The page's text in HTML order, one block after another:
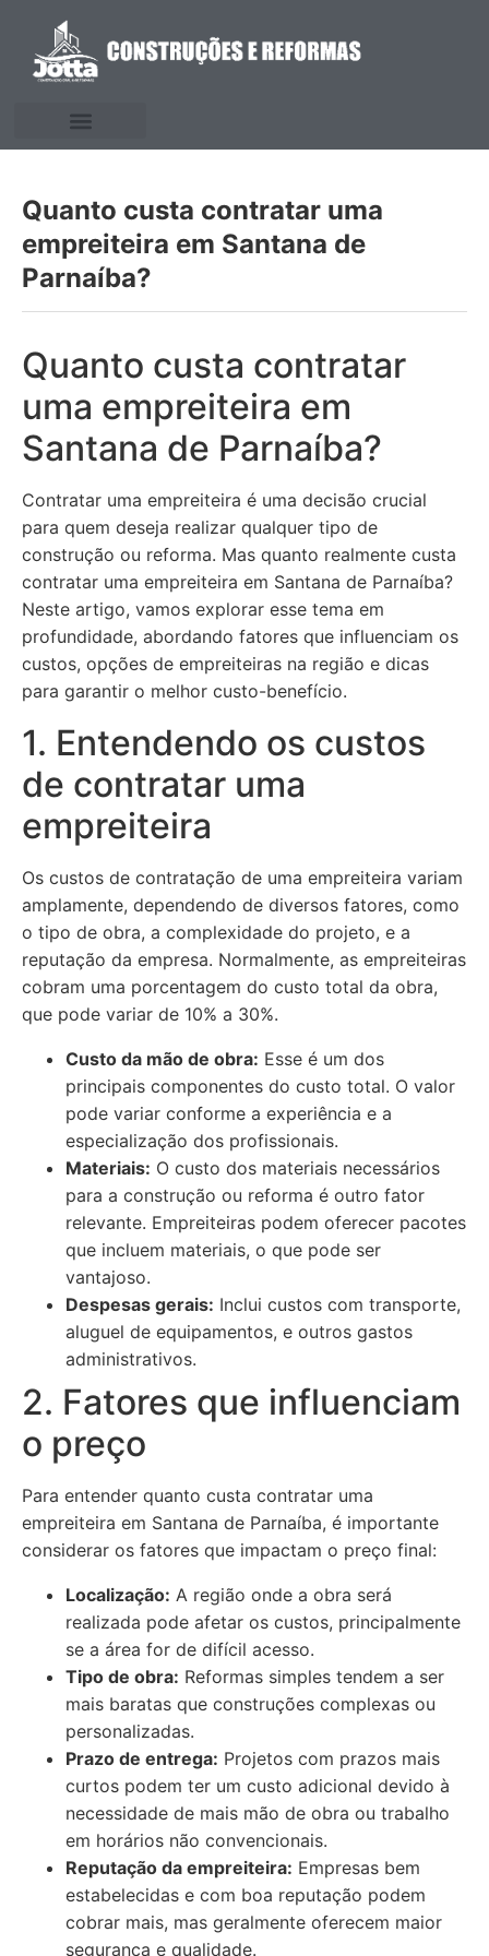
Quanto custa contratar uma
empreiteira em Santana de
Parnaíba?
Quanto custa contratar
uma empreiteira em
Santana de Parnaíba?
Contratar uma empreiteira é uma decisão crucial
para quem deseja realizar qualquer tipo de
construção ou reforma. Mas quanto realmente custa
contratar uma empreiteira em Santana de Parnaíba?
Neste artigo, vamos explorar esse tema em
profundidade, abordando fatores que influenciam os
custos, opções de empreiteiras na região e dicas
para garantir o melhor custo-benefício.
1. Entendendo os custos
de contratar uma
empreiteira
Os custos de contratação de uma empreiteira variam
amplamente, dependendo de diversos fatores, como
o tipo de obra, a complexidade do projeto, e a
reputação da empresa. Normalmente, as empreiteiras
cobram uma porcentagem do custo total da obra,
que pode variar de 10% a 30%.
Custo da mão de obra: Esse é um dos
principais componentes do custo total. O valor
pode variar conforme a experiência e a
especialização dos profissionais.
Materiais: O custo dos materiais necessários
para a construção ou reforma é outro fator
relevante. Empreiteiras podem oferecer pacotes
que incluem materiais, o que pode ser
vantajoso.
Despesas gerais: Inclui custos com transporte,
aluguel de equipamentos, e outros gastos
administrativos.
2. Fatores que influenciam
o preço
Para entender quanto custa contratar uma
empreiteira em Santana de Parnaíba, é importante
considerar os fatores que impactam o preço final:
Localização: A região onde a obra será
realizada pode afetar os custos, principalmente
se a área for de difícil acesso.
Tipo de obra: Reformas simples tendem a ser
mais baratas que construções complexas ou
personalizadas.
Prazo de entrega: Projetos com prazos mais
curtos podem ter um custo adicional devido à
necessidade de mais mão de obra ou trabalho
em horários não convencionais.
Reputação da empreiteira: Empresas bem
estabelecidas e com boa reputação podem
cobrar mais, mas geralmente oferecem maior
segurança e qualidade.